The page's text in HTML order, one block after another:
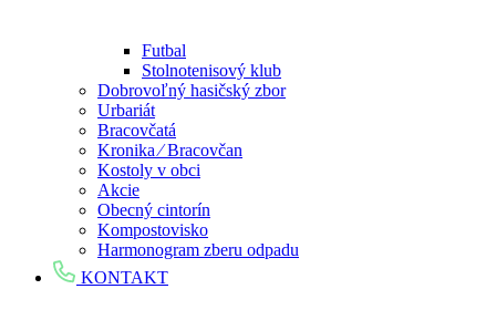
Futbal
Stolnotenisový klub
Dobrovoľný hasičský zbor
Urbariát
Bracovčatá
Kronika ⁄ Bracovčan
Kostoly v obci
Akcie
Obecný cintorín
Kompostovisko
Harmonogram zberu odpadu
KONTAKT